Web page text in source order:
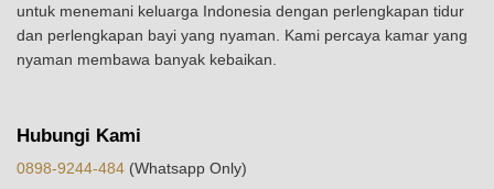
untuk menemani keluarga Indonesia dengan perlengkapan tidur
dan perlengkapan bayi yang nyaman. Kami percaya kamar yang
nyaman membawa banyak kebaikan.
Hubungi Kami
0898-9244-484 (Whatsapp Only)